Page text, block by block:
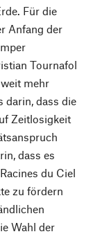
Für die
Anfang der
Tournafol
mehr
darin, dass die
Zeitlosigkeit
dass es
du Ciel
zu fördern
Wahl der